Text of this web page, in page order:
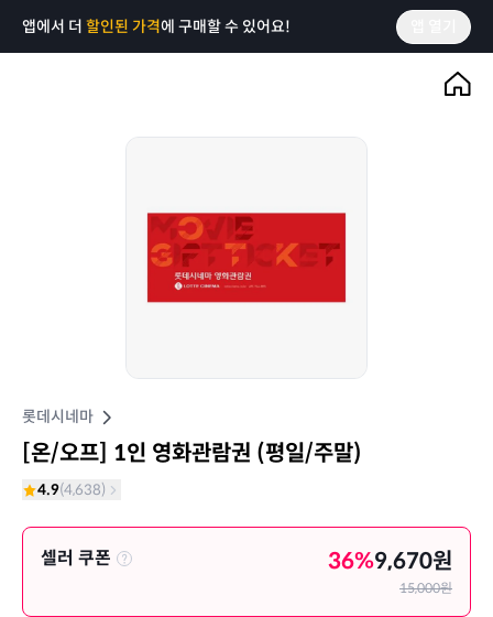
앱에서 더 할인된 가격에 구매할 수 있어요!
롯데시네마
[온/오프] 1인 영화관람권 (평일/주말)
4.9(4,638)
셀러 쿠폰 36%9,670원
15,000원